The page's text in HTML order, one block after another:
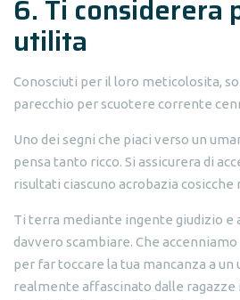
6. Ti considerera
utilita
Conosciuti per il loro meticolosita,
parecchio per scuotere corrente
Uno dei segni che piaci verso un
pensa tanto ricco. Si assicurera di
risultati ciascuno acrobazia cosicche
Ti terra mediante ingente giudizio e
davvero scambiare. Che
per far toccare la tua mancanza a un
realmente affascinato dalle